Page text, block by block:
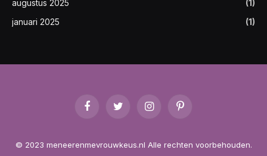
augustus 2025
(1)
januari 2025
(1)
FacebookTwitter InstagramPinterest
© 2023 meneerenmevrouwkeus.nl Alle rechten voorbehouden.